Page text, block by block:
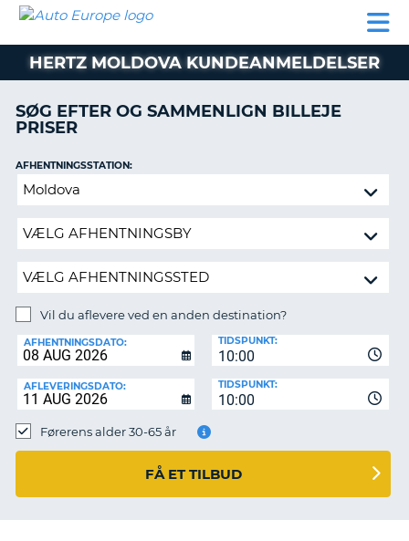
BILUDLEJNING
AUTOCAMPER
AUTO
EUROPE
BILUDLEJNING
AUTOCAMPER
LEJE
SUPPORT
MIN
DANMARK
HERTZ MOLDOVA KUNDEANMELDELSER
SØG EFTER OG SAMMENLIGN BILLEJE
PRISER
Vil
aflevere
anden
destination?
AFHENTNINGSSTATION:
Vil du aflevere ved en anden destination?
AFHENTNINGSDATO:
10:00
TIDSPUNKT:
AFLEVERINGSDATO:
10:00
TIDSPUNKT:
Førerens alder 30-65 år
FÅ ET TILBUD